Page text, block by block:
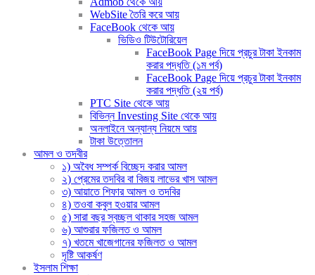
WebSite তৈরি করে আয়
FaceBook থেকে আয়
ভিডিও টিউটোরিয়েল
FaceBook Page দিয়ে প্রচুর টাকা ইনকাম
করার পদ্ধতি (১ম পর্ব)
FaceBook Page দিয়ে প্রচুর টাকা ইনকাম
করার পদ্ধতি (২য় পর্ব)
PTC Site থেকে আয়
বিভিন্ন Investing Site থেকে আয়
অনলাইনে অন্যান্য নিয়মে আয়
টাকা উত্তোলন
আমল ও তদবীর
১) অবৈধ সম্পর্ক বিচ্ছেদ করার আমল
২) প্রেমের তদবির বা বিজয় লাভের খাস আমল
৩) আয়াতে শিফার আমল ও তদবির
৪) তওবা কবুল হওয়ার আমল
৫) সারা বছর স্বচ্ছল থাকার সহজ আমল
৬) আশুরার ফজিলত ও আমল
৭) খতমে খাজেগানের ফজিলত ও আমল
দৃষ্টি আকর্ষণ
ইসলাম শিক্ষা